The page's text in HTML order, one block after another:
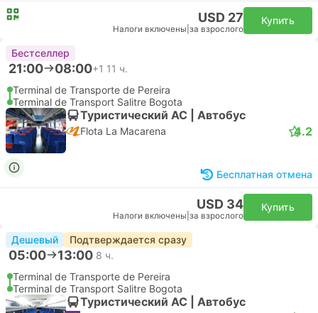
USD 27
Налоги включены за взрослого
Купить
Бестселлер
21:00 08:00+1 11 ч.
Terminal de Transporte de Pereira
Terminal de Transport Salitre Bogota
Туристический AC | Автобус
Flota La Macarena 4.2
Бесплатная отмена
USD 34
Налоги включены за взрослого
Купить
Дешевый Подтверждается сразу
05:00 13:00 8 ч.
Terminal de Transporte de Pereira
Terminal de Transport Salitre Bogota
Туристический AC | Автобус